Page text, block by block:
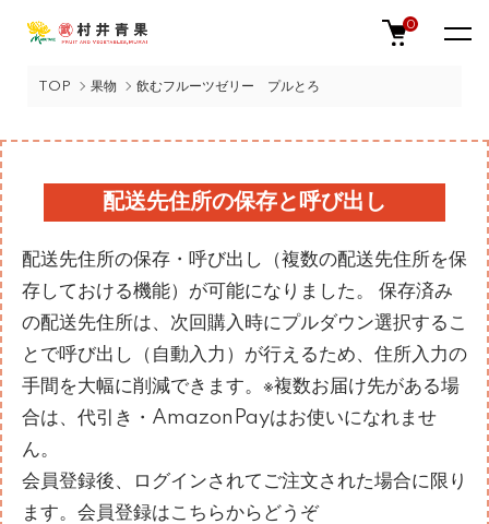
0
TOP 果物 飲むフルーツゼリー プルとろ
配送先住所の保存と呼び出し
配送先住所の保存・呼び出し（複数の配送先住所を保
存しておける機能）が可能になりました。 保存済み
の配送先住所は、次回購入時にプルダウン選択するこ
とで呼び出し（自動入力）が行えるため、住所入力の
手間を大幅に削減できます。※複数お届け先がある場
合は、代引き・AmazonPayはお使いになれませ
ん。
会員登録後、ログインされてご注文された場合に限り
ます。 会員登録はこちらからどうぞ